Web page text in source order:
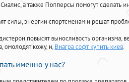
а также Попперсы помогут сделать
силы, энергии спортсменам и решат
повысят выносливость организма,
омолодят кожу, и, Виагра софт купить киев.
именно у нас?